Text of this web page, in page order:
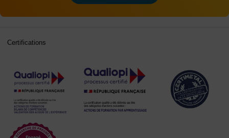
Certifications